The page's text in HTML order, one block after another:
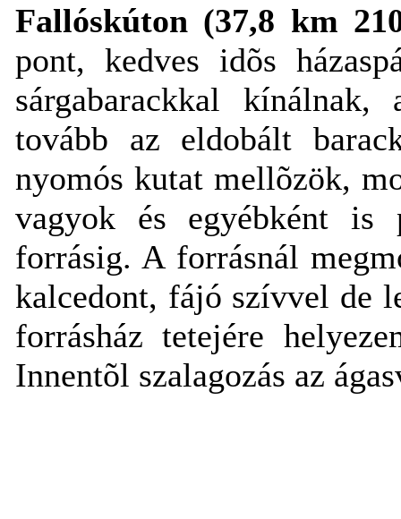
Fallóskúton (37,8 km
pont, kedves idõs
sárgabarackkal
tovább az eldobált
nyomós kutat mellõzök,
vagyok és egyébként is
forrásig. A forrásnál
kalcedont, fájó szívvel de
forrásház tetejére
Innentõl szalagozás az